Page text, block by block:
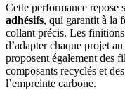
Cette performance repose
adhésifs, qui garantit à la
collant précis. Les
d’adapter chaque projet
proposent également des
composants recyclés et
l’empreinte carbone.